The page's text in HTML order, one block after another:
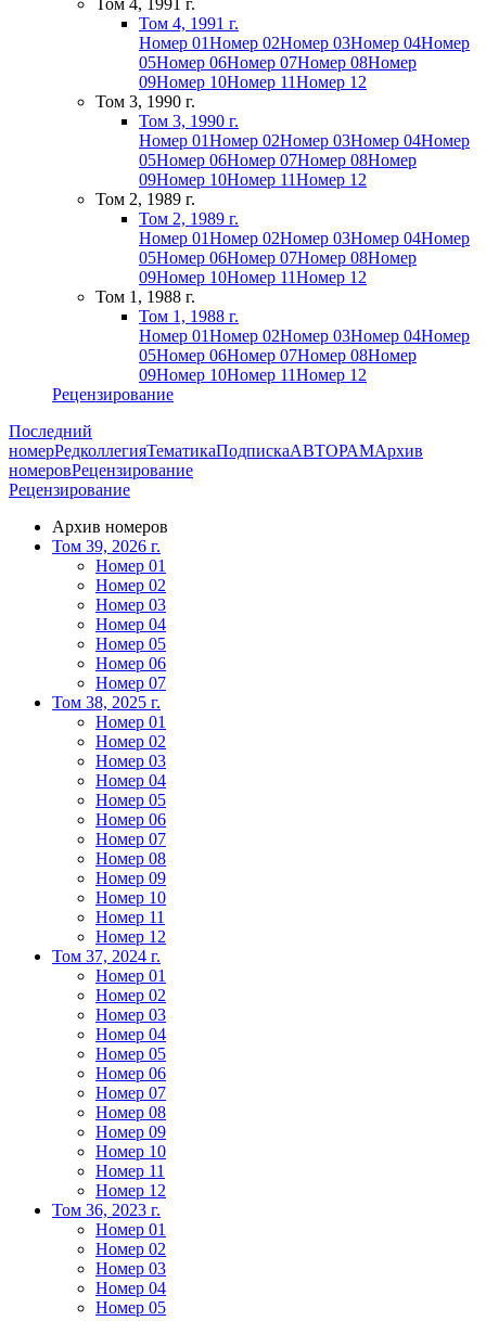
Том 4, 1991 г.
Том 4, 1991 г.
Номер 01Номер 02Номер 03Номер 04Номер
05Номер 06Номер 07Номер 08Номер
09Номер 10Номер 11Номер 12
Том 3, 1990 г.
Том 3, 1990 г.
Номер 01Номер 02Номер 03Номер 04Номер
05Номер 06Номер 07Номер 08Номер
09Номер 10Номер 11Номер 12
Том 2, 1989 г.
Том 2, 1989 г.
Номер 01Номер 02Номер 03Номер 04Номер
05Номер 06Номер 07Номер 08Номер
09Номер 10Номер 11Номер 12
Том 1, 1988 г.
Том 1, 1988 г.
Номер 01Номер 02Номер 03Номер 04Номер
05Номер 06Номер 07Номер 08Номер
09Номер 10Номер 11Номер 12
Рецензирование
Последний
номерРедколлегияТематикаПодпискаАВТОРАМАрхив
номеровРецензирование
Рецензирование
Архив номеров
Том 39, 2026 г.
Номер 01
Номер 02
Номер 03
Номер 04
Номер 05
Номер 06
Номер 07
Том 38, 2025 г.
Номер 01
Номер 02
Номер 03
Номер 04
Номер 05
Номер 06
Номер 07
Номер 08
Номер 09
Номер 10
Номер 11
Номер 12
Том 37, 2024 г.
Номер 01
Номер 02
Номер 03
Номер 04
Номер 05
Номер 06
Номер 07
Номер 08
Номер 09
Номер 10
Номер 11
Номер 12
Том 36, 2023 г.
Номер 01
Номер 02
Номер 03
Номер 04
Номер 05